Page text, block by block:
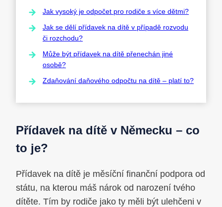
Jak vysoký je odpočet pro rodiče s více dětmi?
Jak se dělí přídavek na dítě v případě rozvodu
či rozchodu?
Může být přídavek na dítě přenechán jiné
osobě?
Zdaňování daňového odpočtu na dítě – platí to?
Přídavek na dítě v Německu – co
to je?
Přídavek na dítě je měsíční finanční podpora od
státu, na kterou máš nárok od narození tvého
dítěte. Tím by rodiče jako ty měli být ulehčeni v